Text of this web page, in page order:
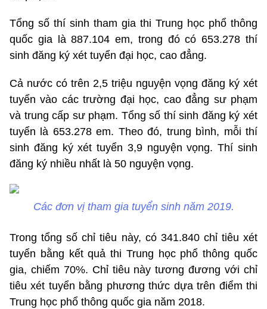
Tổng số thí sinh tham gia thi Trung học phổ thông
quốc gia là 887.104 em, trong đó có 653.278 thí
sinh đăng ký xét tuyển đại học, cao đẳng.
Cả nước có trên 2,5 triệu nguyện vọng đăng ký xét
tuyển vào các trường đại học, cao đẳng sư phạm
và trung cấp sư phạm. Tổng số thí sinh đăng ký xét
tuyển là 653.278 em. Theo đó, trung bình, mỗi thí
sinh đăng ký xét tuyển 3,9 nguyện vọng. Thí sinh
đăng ký nhiều nhất là 50 nguyện vọng.
Các đơn vị tham gia tuyển sinh năm 2019.
Trong tổng số chỉ tiêu này, có 341.840 chỉ tiêu xét
tuyển bằng kết quả thi Trung học phổ thông quốc
gia, chiếm 70%. Chỉ tiêu này tương đương với chỉ
tiêu xét tuyển bằng phương thức dựa trên điểm thi
Trung học phổ thông quốc gia năm 2018.